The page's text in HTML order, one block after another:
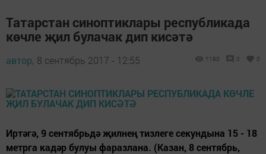
Татарстан синоптиклары республикада
көчле җил булачак дип кисәтә
автор, 8 сентябрь 2017 - 12:55 1180 0 0
Иртәгә, 9 сентябрьдә җилнең тизлеге секундына 15 - 18
метрга кадәр булуы фаразлана. (Казан, 8 сентябрь,